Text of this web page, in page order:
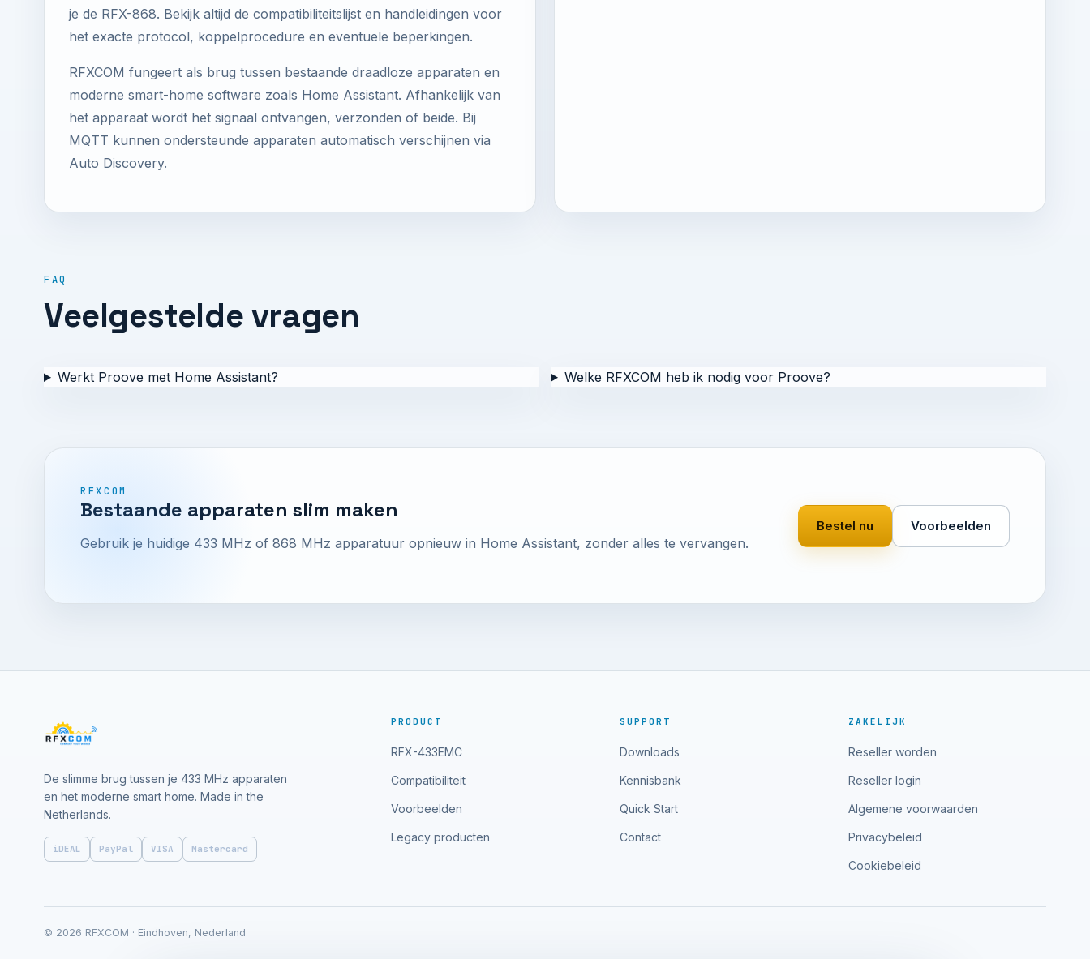
je de RFX-868. Bekijk altijd de compatibiliteitslijst en handleidingen voor
het exacte protocol, koppelprocedure en eventuele beperkingen.
RFXCOM fungeert als brug tussen bestaande draadloze apparaten en
moderne smart-home software zoals Home Assistant. Afhankelijk van
het apparaat wordt het signaal ontvangen, verzonden of beide. Bij
MQTT kunnen ondersteunde apparaten automatisch verschijnen via
Auto Discovery.
FAQ
Veelgestelde vragen
Werkt Proove met Home Assistant? Welke RFXCOM heb ik nodig voor Proove?
RFXCOM
Bestaande apparaten slim maken
Gebruik je huidige 433 MHz of 868 MHz apparatuur opnieuw in Home Assistant, zonder alles te vervangen.
Bestel nu Voorbeelden
De slimme brug tussen je 433 MHz apparaten
en het moderne smart home. Made in the
Netherlands.
iDEAL PayPal VISA Mastercard
PRODUCT
RFX-433EMC
Compatibiliteit
Voorbeelden
Legacy producten
SUPPORT
Downloads
Kennisbank
Quick Start
Contact
ZAKELIJK
Reseller worden
Reseller login
Algemene voorwaarden
Privacybeleid
Cookiebeleid
© 2026 RFXCOM · Eindhoven, Nederland